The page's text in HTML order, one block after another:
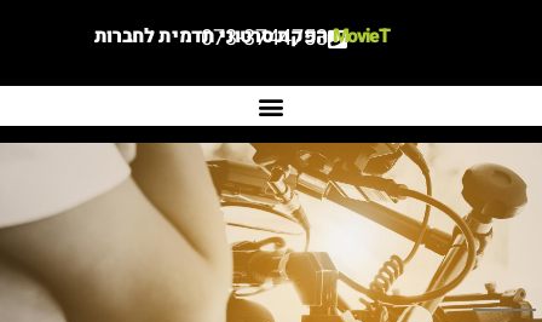
073-3744753MovieTהפקת סרטוני תדמית לחברות